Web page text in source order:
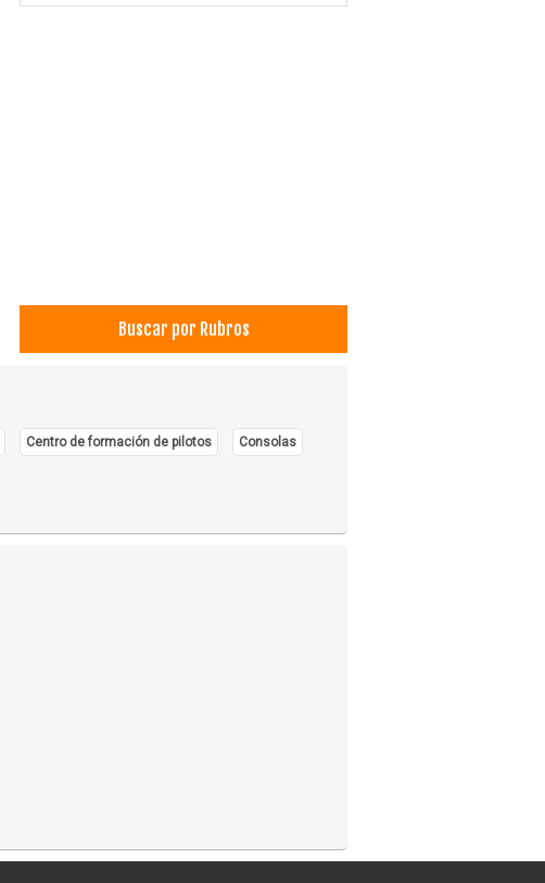
Buscar por Rubros
Centro de formación de pilotos Consolas